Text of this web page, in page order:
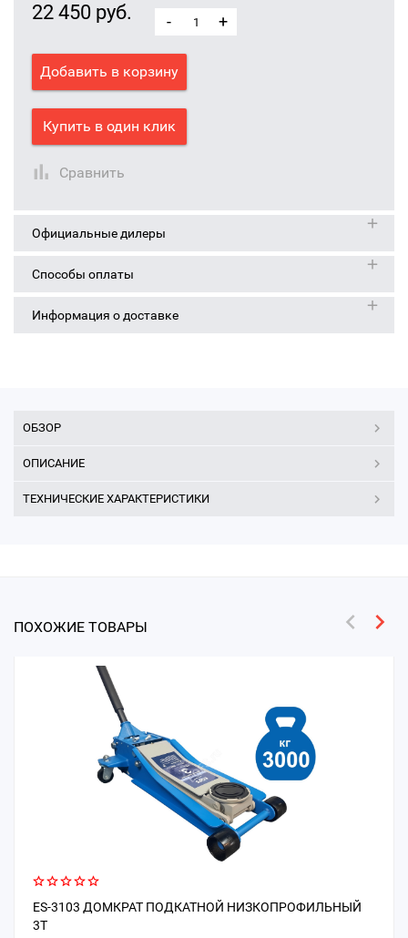
22 450 руб. - +
Добавить в корзину
Купить в один клик
Сравнить
Официальные дилеры
Способы оплаты
Информация о доставке
ОБЗОР
ОПИСАНИЕ
ТЕХНИЧЕСКИЕ ХАРАКТЕРИСТИКИ
ПОХОЖИЕ ТОВАРЫ
ES-3103 ДОМКРАТ ПОДКАТНОЙ НИЗКОПРОФИЛЬНЫЙ
3Т